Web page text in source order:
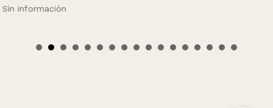
Sin información